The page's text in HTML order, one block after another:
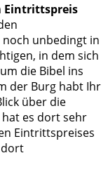
Eintrittspreis
unbedingt in
in dem sich
die Bibel ins
der Burg habt Ihr
über die
es dort sehr
Eintrittspreises
dort